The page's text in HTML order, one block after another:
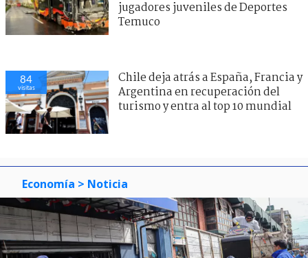
jugadores juveniles de Deportes
Temuco
84
visitas
Chile deja atrás a España, Francia y
Argentina en recuperación del
turismo y entra al top 10 mundial
Economía > Noticia